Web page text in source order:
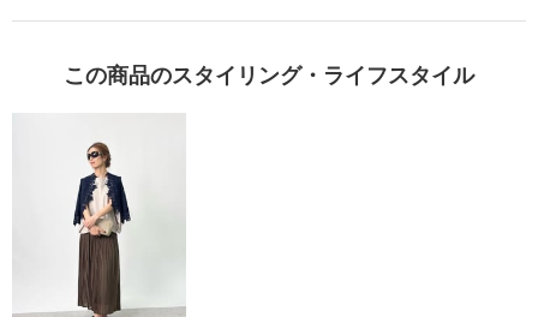
この商品のスタイリング・ライフスタイル